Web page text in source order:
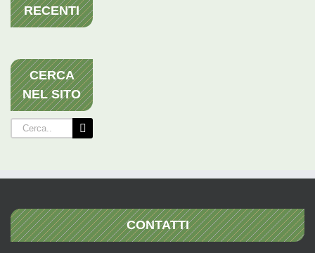
RECENTI
CERCA
NEL SITO
Cerca
per:
CONTATTI